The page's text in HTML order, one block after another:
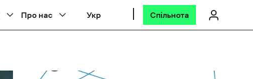
Про нас Укр Спільнота